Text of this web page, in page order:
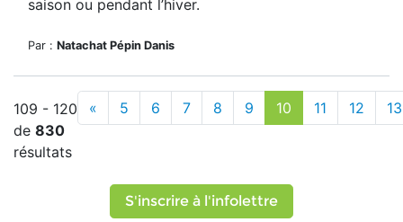
saison ou pendant l’hiver.
Par : Natachat Pépin Danis
109 - 120
de 830
résultats
« 5 6 7 8 9 10 11 12 13
S'inscrire à l'infolettre